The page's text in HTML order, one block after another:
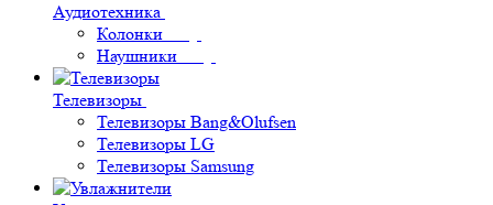
Аудиотехника
Колонки
Наушники
Телевизоры
Телевизоры Bang&Olufsen
Телевизоры LG
Телевизоры Samsung